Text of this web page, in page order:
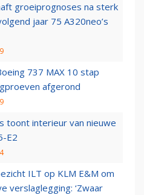
groeiprognoses na sterk
jaar 75 A320neo’s
737 MAX 10 stap
afgerond
toont interieur van nieuwe
E2
ILT op KLM E&M om
verslaglegging: ‘Zwaar